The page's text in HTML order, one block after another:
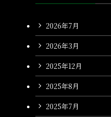
2026年7月
2026年3月
2025年12月
2025年8月
2025年7月